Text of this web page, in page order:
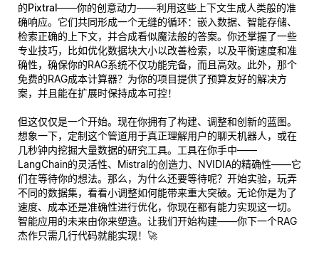
的Pixtral——你的创意动力——利用这些上下文生成人类般的准
确响应。它们共同形成一个无缝的循环：嵌入数据、智能存储、
检索正确的上下文，并合成看似魔法般的答案。你还掌握了一些
专业技巧，比如优化数据块大小以改善检索，以及平衡速度和准
确性，确保你的RAG系统不仅功能完备，而且高效。此外，那个
免费的RAG成本计算器？为你的项目提供了预算友好的解决方
案，并且能在扩展时保持成本可控！
但这仅仅是一个开始。现在你拥有了构建、调整和创新的蓝图。
想象一下，定制这个管道用于真正理解用户的聊天机器人，或在
几秒钟内挖掘大量数据的研究工具。工具在你手中——
LangChain的灵活性、Mistral的创造力、NVIDIA的精确性——它
们在等待你的想法。那么，为什么还要等待呢？开始实验，玩弄
不同的数据集，看看小调整如何能带来重大突破。无论你是为了
速度、成本还是准确性进行优化，你现在都有能力实现这一切。
智能应用的未来由你来塑造。让我们开始构建——你下一个RAG
杰作只需几行代码就能实现！🚀